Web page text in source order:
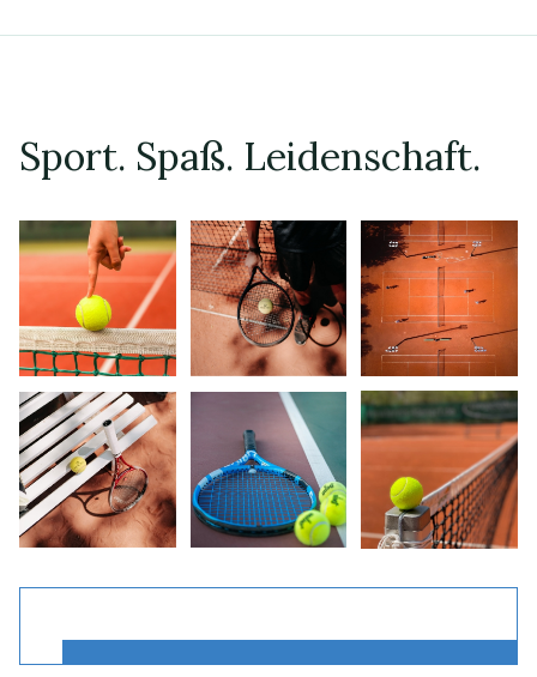
Sport. Spaß. Leidenschaft.